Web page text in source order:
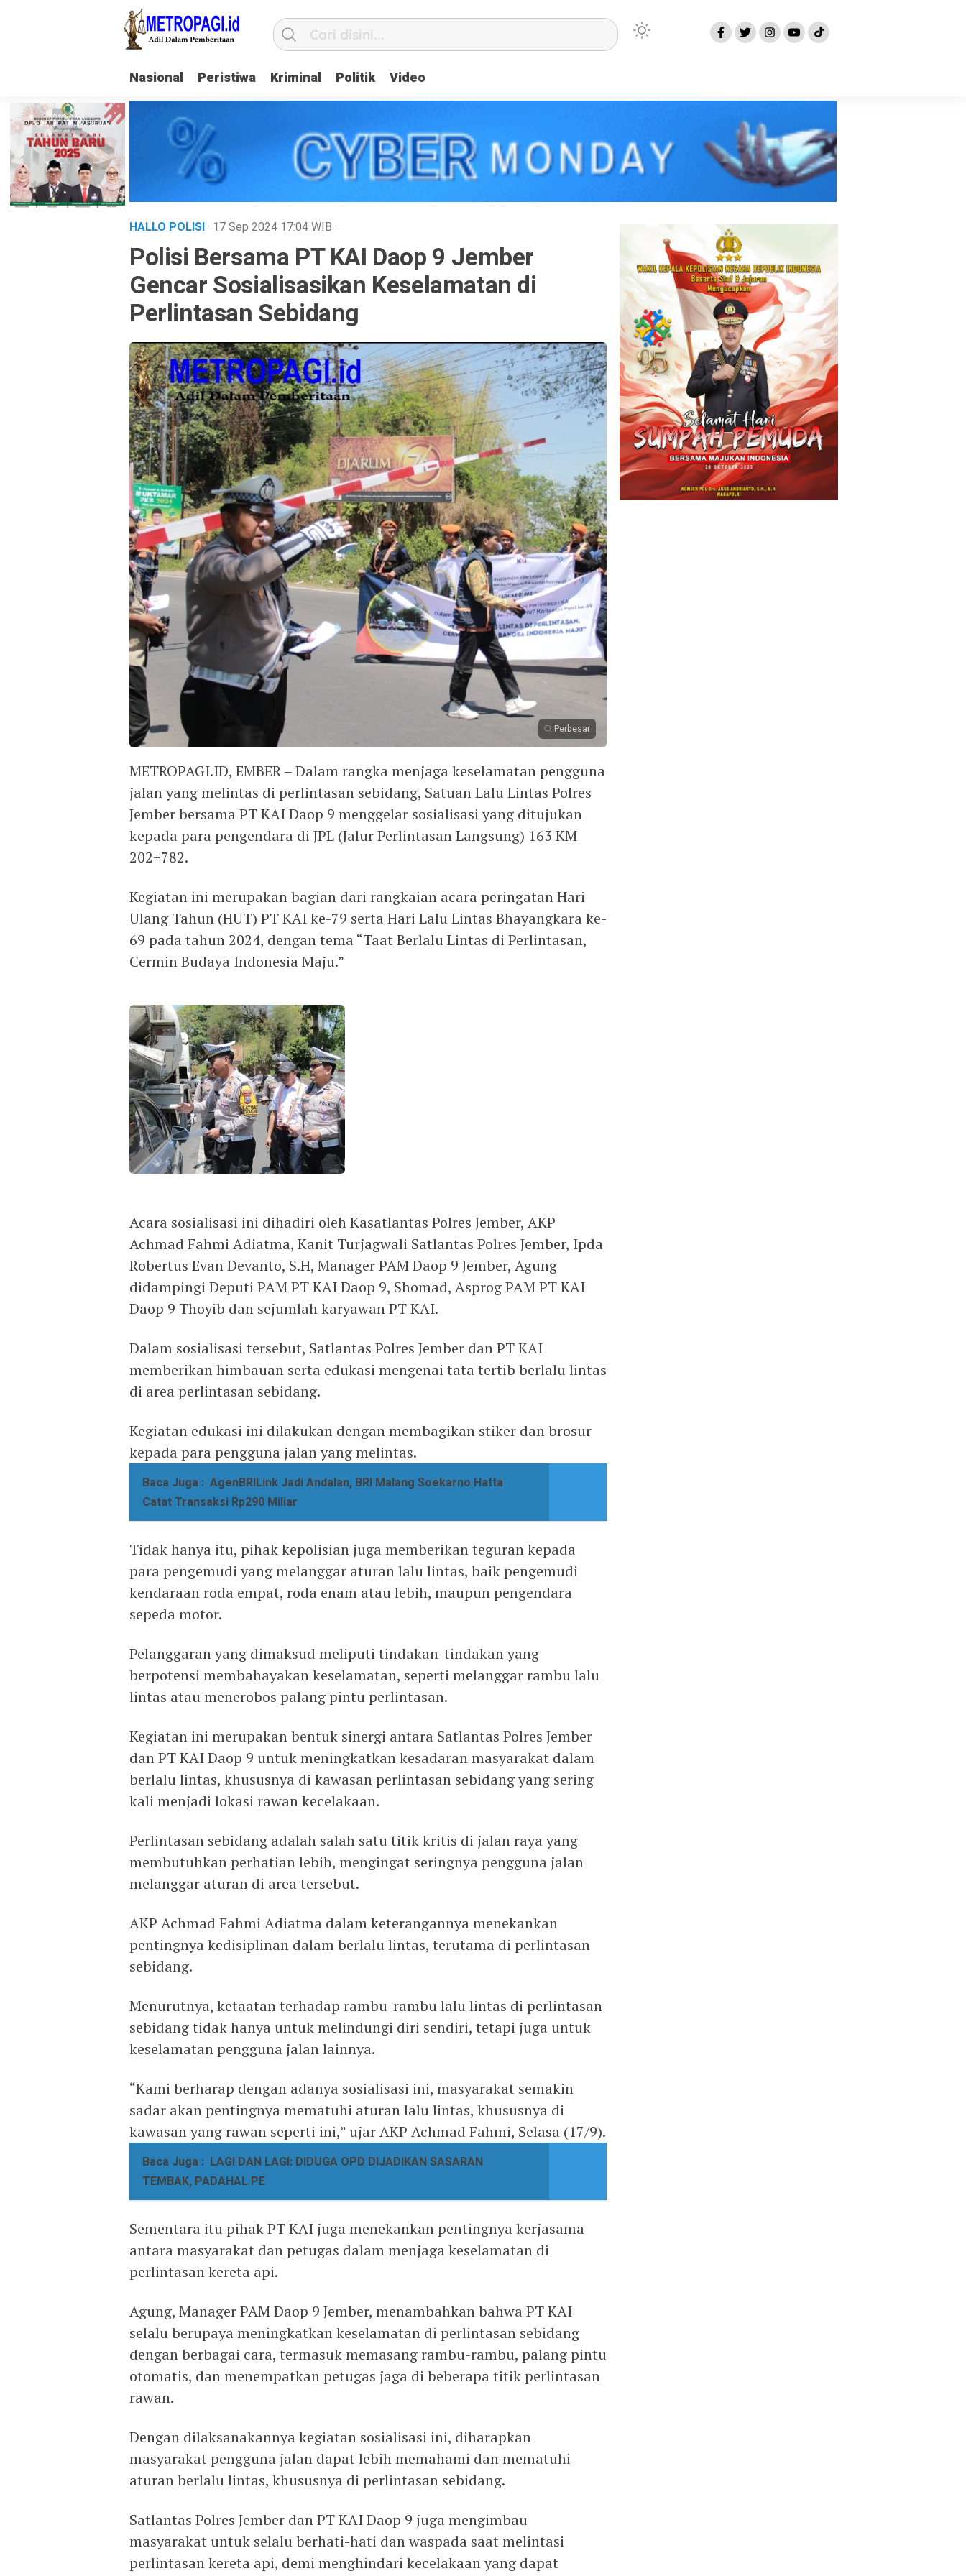
Nasional Peristiwa Kriminal Politik Video
HALLO POLISI· 17 Sep 2024 17:04WIB ·
Polisi Bersama PT KAI Daop 9 Jember
Gencar Sosialisasikan Keselamatan di
Perlintasan Sebidang
Perbesar
METROPAGI.ID, EMBER – Dalam rangka menjaga keselamatan pengguna
jalan yang melintas di perlintasan sebidang, Satuan Lalu Lintas Polres
Jember bersama PT KAI Daop 9 menggelar sosialisasi yang ditujukan
kepada para pengendara di JPL (Jalur Perlintasan Langsung) 163 KM
202+782.
Kegiatan ini merupakan bagian dari rangkaian acara peringatan Hari
Ulang Tahun (HUT) PT KAI ke-79 serta Hari Lalu Lintas Bhayangkara ke-
69 pada tahun 2024, dengan tema “Taat Berlalu Lintas di Perlintasan,
Cermin Budaya Indonesia Maju.”
Acara sosialisasi ini dihadiri oleh Kasatlantas Polres Jember, AKP
Achmad Fahmi Adiatma, Kanit Turjagwali Satlantas Polres Jember, Ipda
Robertus Evan Devanto, S.H, Manager PAM Daop 9 Jember, Agung
didampingi Deputi PAM PT KAI Daop 9, Shomad, Asprog PAM PT KAI
Daop 9 Thoyib dan sejumlah karyawan PT KAI.
Dalam sosialisasi tersebut, Satlantas Polres Jember dan PT KAI
memberikan himbauan serta edukasi mengenai tata tertib berlalu lintas
di area perlintasan sebidang.
Kegiatan edukasi ini dilakukan dengan membagikan stiker dan brosur
kepada para pengguna jalan yang melintas.
Baca Juga : AgenBRILink Jadi Andalan, BRI Malang Soekarno Hatta
Catat Transaksi Rp290 Miliar
Tidak hanya itu, pihak kepolisian juga memberikan teguran kepada
para pengemudi yang melanggar aturan lalu lintas, baik pengemudi
kendaraan roda empat, roda enam atau lebih, maupun pengendara
sepeda motor.
Pelanggaran yang dimaksud meliputi tindakan-tindakan yang
berpotensi membahayakan keselamatan, seperti melanggar rambu lalu
lintas atau menerobos palang pintu perlintasan.
Kegiatan ini merupakan bentuk sinergi antara Satlantas Polres Jember
dan PT KAI Daop 9 untuk meningkatkan kesadaran masyarakat dalam
berlalu lintas, khususnya di kawasan perlintasan sebidang yang sering
kali menjadi lokasi rawan kecelakaan.
Perlintasan sebidang adalah salah satu titik kritis di jalan raya yang
membutuhkan perhatian lebih, mengingat seringnya pengguna jalan
melanggar aturan di area tersebut.
AKP Achmad Fahmi Adiatma dalam keterangannya menekankan
pentingnya kedisiplinan dalam berlalu lintas, terutama di perlintasan
sebidang.
Menurutnya, ketaatan terhadap rambu-rambu lalu lintas di perlintasan
sebidang tidak hanya untuk melindungi diri sendiri, tetapi juga untuk
keselamatan pengguna jalan lainnya.
“Kami berharap dengan adanya sosialisasi ini, masyarakat semakin
sadar akan pentingnya mematuhi aturan lalu lintas, khususnya di
kawasan yang rawan seperti ini,” ujar AKP Achmad Fahmi, Selasa (17/9).
Baca Juga : LAGI DAN LAGI: DIDUGA OPD DIJADIKAN SASARAN
TEMBAK, PADAHAL PE
Sementara itu pihak PT KAI juga menekankan pentingnya kerjasama
antara masyarakat dan petugas dalam menjaga keselamatan di
perlintasan kereta api.
Agung, Manager PAM Daop 9 Jember, menambahkan bahwa PT KAI
selalu berupaya meningkatkan keselamatan di perlintasan sebidang
dengan berbagai cara, termasuk memasang rambu-rambu, palang pintu
otomatis, dan menempatkan petugas jaga di beberapa titik perlintasan
rawan.
Dengan dilaksanakannya kegiatan sosialisasi ini, diharapkan
masyarakat pengguna jalan dapat lebih memahami dan mematuhi
aturan berlalu lintas, khususnya di perlintasan sebidang.
Satlantas Polres Jember dan PT KAI Daop 9 juga mengimbau
masyarakat untuk selalu berhati-hati dan waspada saat melintasi
perlintasan kereta api, demi menghindari kecelakaan yang dapat